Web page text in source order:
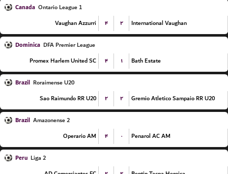
Canada Ontario League 1
Vaughan Azzurri
۴ ۲ International Vaughan
Dominica DFA Premier League
Promex Harlem United SC
۴ ۱ Bath Estate
Brazil Roraimense U20
Sao Raimundo RR U20
۲ ۲ Gremio Atletico Sampaio RR U20
Brazil Amazonense 2
Operario AM
۴ ۰ Penarol AC AM
Peru Liga 2